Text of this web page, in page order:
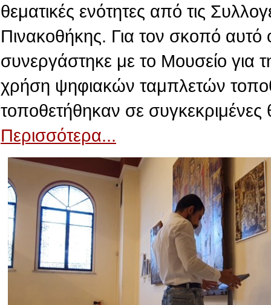
θεματικές ενότητες από τις
Πινακοθήκης. Για τον σκοπό
συνεργάστηκε με το Μουσείο για
χρήση ψηφιακών ταμπλετών
τοποθετήθηκαν σε
Περισσότερα...